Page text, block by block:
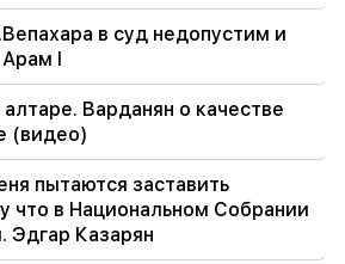
работает. Епископ
Константинопольского
Instagram оштрафовали на
незаконный
в суд недопустим и
I
Варданян о качестве
(видео)
пытаются заставить
что в Национальном Собрании
Эдгар Казарян